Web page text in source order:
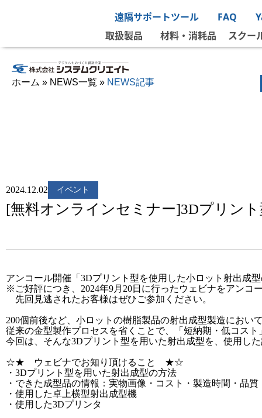
遠隔サポートツール FAQ
取扱製品
材料・消耗品 スクー
ホーム » NEWS一覧 » NEWS記事
2024.12.02 イベント
[無料オンラインセミナー]3Dプリン
アンコール開催「3Dプリント型を使用した小ロット射出成
※ご好評につき、2024年9月20日に行ったウェビナをアンコ
先回見逃されたお客様はぜひご参加ください。
200個前後など、小ロットの樹脂製品の射出成型製造におい
従来の金型製作プロセスを省くことで、「短納期・低コス
今回は、そんな3Dプリント型を用いた射出成型を、使用し
☆★ ウェビナでお知り頂けること ★☆
・3Dプリント型を用いた射出成型の方法
・できた成型品の情報：実物画像・コスト・製造時間・品質
・使用した卓上横型射出成型機
・使用した3Dプリンタ